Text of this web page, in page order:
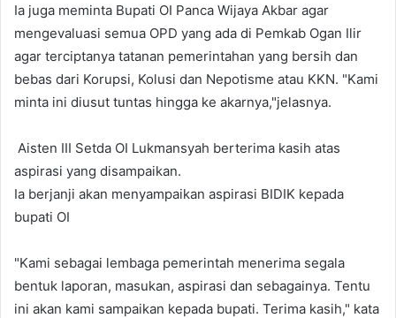
Ia juga meminta Bupati OI Panca Wijaya Akbar agar
mengevaluasi semua OPD yang ada di Pemkab Ogan Ilir
agar terciptanya tatanan pemerintahan yang bersih dan
bebas dari Korupsi, Kolusi dan Nepotisme atau KKN. "Kami
minta ini diusut tuntas hingga ke akarnya,"jelasnya.
Aisten III Setda OI Lukmansyah berterima kasih atas
aspirasi yang disampaikan.
Ia berjanji akan menyampaikan aspirasi BIDIK kepada
bupati OI
"Kami sebagai lembaga pemerintah menerima segala
bentuk laporan, masukan, aspirasi dan sebagainya. Tentu
ini akan kami sampaikan kepada bupati. Terima kasih," kata